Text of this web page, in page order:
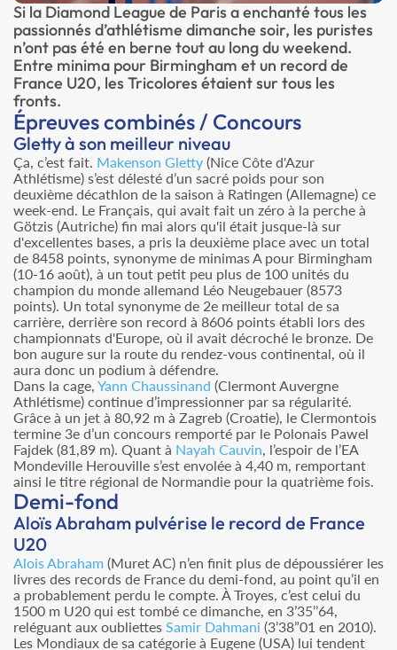
Si la Diamond League de Paris a enchanté tous les
passionnés d’athlétisme dimanche soir, les puristes
n’ont pas été en berne tout au long du weekend.
Entre minima pour Birmingham et un record de
France U20, les Tricolores étaient sur tous les
fronts.
Épreuves combinés / Concours
Gletty à son meilleur niveau
Ça, c’est fait. Makenson Gletty (Nice Côte d'Azur
Athlétisme) s’est délesté d’un sacré poids pour son
deuxième décathlon de la saison à Ratingen (Allemagne) ce
week-end. Le Français, qui avait fait un zéro à la perche à
Götzis (Autriche) fin mai alors qu'il était jusque-là sur
d'excellentes bases, a pris la deuxième place avec un total
de 8458 points, synonyme de minimas A pour Birmingham
(10-16 août), à un tout petit peu plus de 100 unités du
champion du monde allemand Léo Neugebauer (8573
points). Un total synonyme de 2e meilleur total de sa
carrière, derrière son record à 8606 points établi lors des
championnats d'Europe, où il avait décroché le bronze. De
bon augure sur la route du rendez-vous continental, où il
aura donc un podium à défendre.
Dans la cage, Yann Chaussinand (Clermont Auvergne
Athlétisme) continue d’impressionner par sa régularité.
Grâce à un jet à 80,92 m à Zagreb (Croatie), le Clermontois
termine 3e d’un concours remporté par le Polonais Pawel
Fajdek (81,89 m). Quant à Nayah Cauvin , l’espoir de l’EA
Mondeville Herouville s’est envolée à 4,40 m, remportant
ainsi le titre régional de Normandie pour la quatrième fois.
Demi-fond
Aloïs Abraham pulvérise le record de France
U20
Alois Abraham (Muret AC) n’en finit plus de dépoussiérer les
livres des records de France du demi-fond, au point qu’il en
a probablement perdu le compte. À Troyes, c’est celui du
1500 m U20 qui est tombé ce dimanche, en 3’35’’64,
reléguant aux oubliettes Samir Dahmani (3’38”01 en 2010).
Les Mondiaux de sa catégorie à Eugene (USA) lui tendent